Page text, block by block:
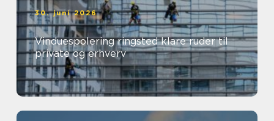
30. juni 2026
Vinduespolering ringsted klare ruder til
private og erhverv